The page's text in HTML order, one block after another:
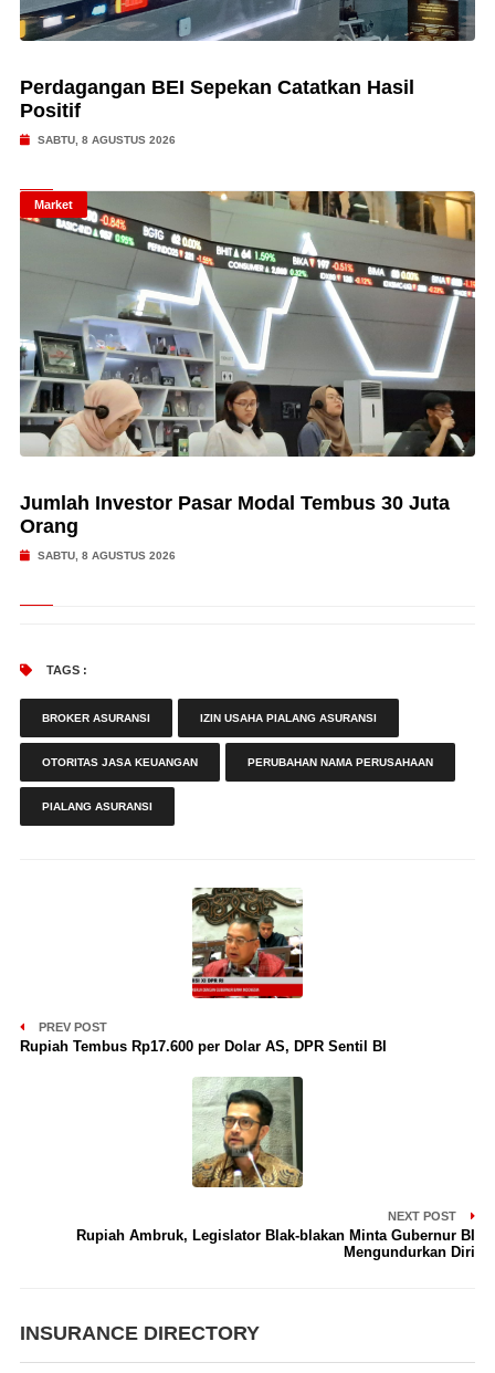
Perdagangan BEI Sepekan Catatkan Hasil
Positif
SABTU, 8 AGUSTUS 2026
Market
Jumlah Investor Pasar Modal Tembus 30 Juta
Orang
SABTU, 8 AGUSTUS 2026
TAGS :
BROKER ASURANSI IZIN USAHA PIALANG ASURANSI
OTORITAS JASA KEUANGAN PERUBAHAN NAMA PERUSAHAAN
PIALANG ASURANSI
PREV POST
Rupiah Tembus Rp17.600 per Dolar AS, DPR Sentil BI
NEXT POST
Rupiah Ambruk, Legislator Blak-blakan Minta Gubernur BI
Mengundurkan Diri
INSURANCE DIRECTORY